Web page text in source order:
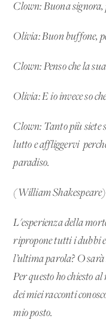
Clown: Buona
Olivia: Buon buffone,
Clown: Penso che la
Olivia: E io invece so
Clown: Tanto più siete
lutto e affliggervi
paradiso.
(William Shakespeare)
L'esperienza della
ripropone tutti i dubbi
l’ultima parola? O
Per questo ho chiesto
dei miei racconti
mio posto.